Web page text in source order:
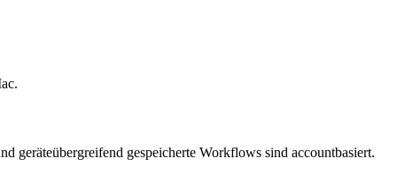
geräteübergreifend gespeicherte Workflows sind accountbasiert.